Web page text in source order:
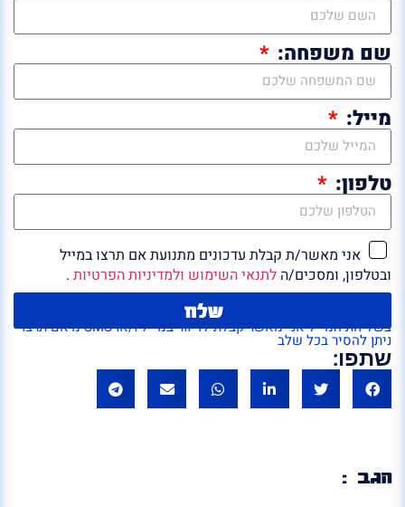
שם משפחה:
מייל:
טלפון:
אני מאשר/ת קבלת עדכונים מתנועת אם תרצו במייל
ובטלפון, ומסכים/ה לתנאי השימוש ולמדיניות הפרטיות .
שלח
בשליחת המייל אני מאשר קבלת לדיוור במייל ו/או SMS מ'אם תרצו'
ניתן להסיר בכל שלב
שתפו:
הגב :